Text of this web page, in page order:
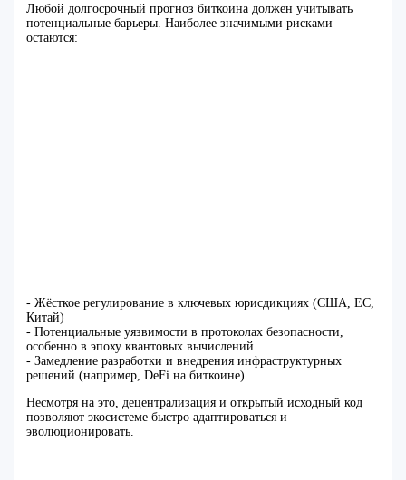
Любой долгосрочный прогноз биткоина должен учитывать
потенциальные барьеры. Наиболее значимыми рисками
остаются:
- Жёсткое регулирование в ключевых юрисдикциях (США, ЕС,
Китай)
- Потенциальные уязвимости в протоколах безопасности,
особенно в эпоху квантовых вычислений
- Замедление разработки и внедрения инфраструктурных
решений (например, DeFi на биткоине)
Несмотря на это, децентрализация и открытый исходный код
позволяют экосистеме быстро адаптироваться и
эволюционировать.